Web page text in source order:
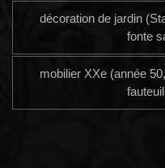
décoration de jardin
fonte
mobilier XXe (année